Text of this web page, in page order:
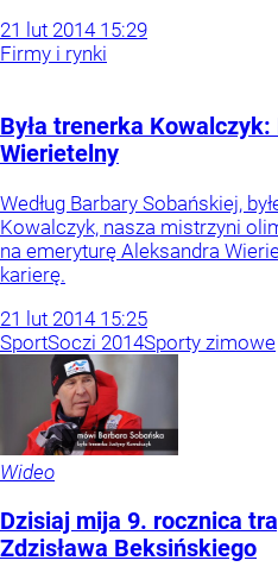
21 lut 2014 15:29
Firmy i rynki
Była trenerka
Wierietelny
Według Barbary Sobańskiej,
Kowalczyk, nasza mistrzyni
na emeryturę Aleksandra
karierę.
21 lut 2014 15:25
SportSoczi 2014Sporty zimowe
Wideo
Dzisiaj mija 9. rocznica
Zdzisława Beksińskiego